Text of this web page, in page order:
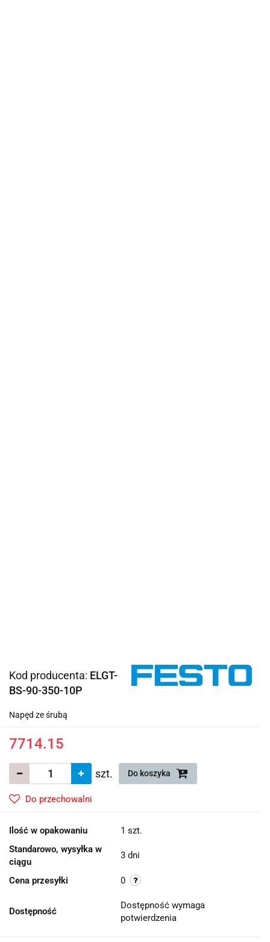
Kod producenta: ELGT-
BS-90-350-10P
Napęd ze śrubą
7714.15
szt. Do koszyka
Do przechowalni
Ilość w opakowaniu
1 szt.
Standarowo, wysyłka w
ciągu
3 dni
Cena przesyłki 0
Dostępność
Dostępność wymaga
potwierdzenia